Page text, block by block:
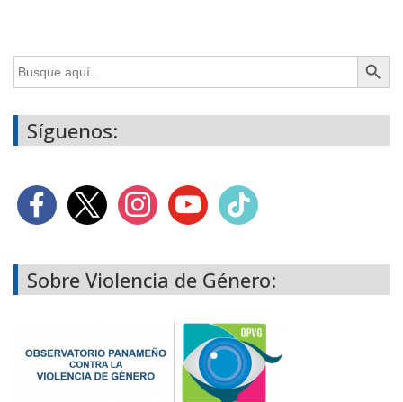
Buscar: Botón de
Síguenos:
Sobre Violencia de Género: